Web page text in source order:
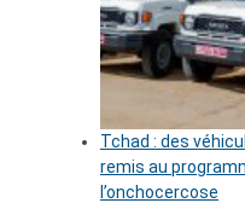
Tchad : des
remis au
l’onchocercose